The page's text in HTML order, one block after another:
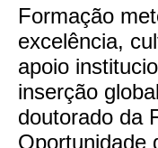
Formação
excelência,
apoio
inserção
doutorado da
Oportunidade